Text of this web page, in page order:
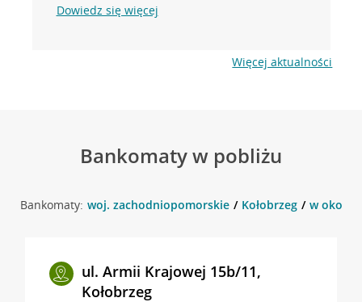
Dowiedz się więcej
Więcej aktualności
Bankomaty w pobliżu
Bankomaty: woj. zachodniopomorskie Kołobrzeg w
ul. Armii Krajowej 15b/11,
Kołobrzeg